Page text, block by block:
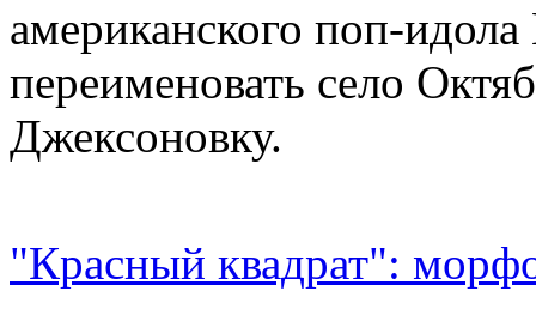
американского поп-
переименовать село
Джексоновку.
"Красный квадрат":